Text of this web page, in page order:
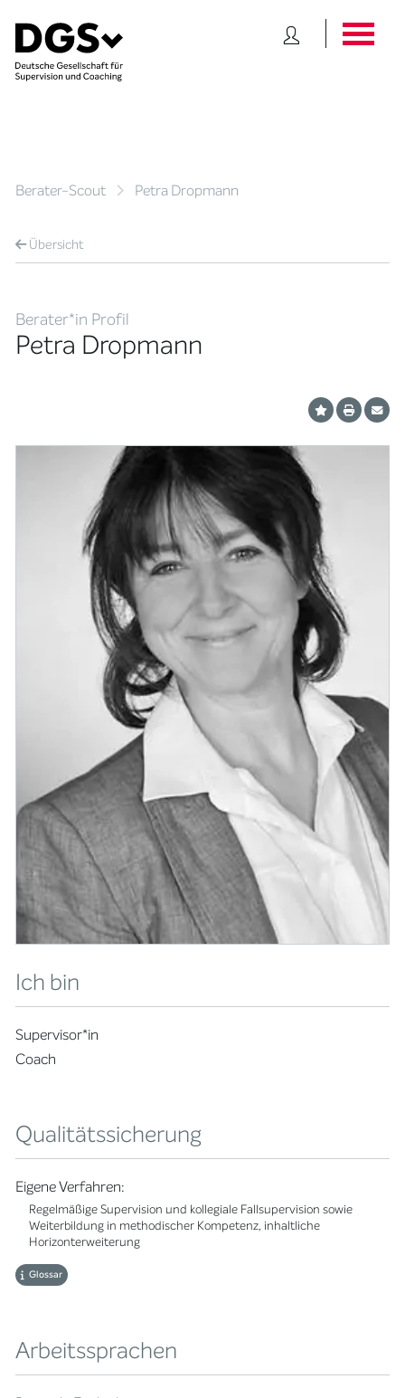
Berater-Scout Petra Dropmann
Übersicht
Berater*in Profil
Petra Dropmann
Ich bin
Supervisor*in
Coach
Qualitätssicherung
Eigene Verfahren:
Regelmäßige Supervision und kollegiale Fallsupervision sowie
Weiterbildung in methodischer Kompetenz, inhaltliche
Horizonterweiterung
Glossar
Arbeitssprachen